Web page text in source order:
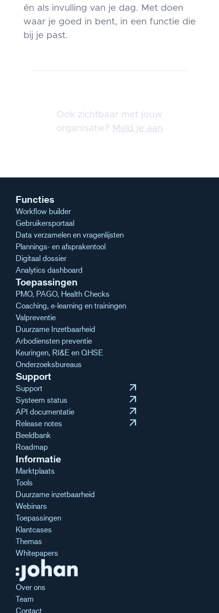
én als invulling van je dag. Met doen
waar je goed in bent, in een functie die
bij je past.
Berichten
Ook zichtbaar met jouw
organisatie? Meld je aan
Functies
Workflow builder
Gebruikersportaal
Data verzamelen en vragenlijsten
Plannings- en afsprakentool
Digitaal dossier
Analytics dashboard
Toepassingen
PMO, PAGO, Health Checks
Coaching, e-learning en trainingen
Valpreventie
Duurzame Inzetbaarheid
Arbodiensten preventie
Keuringen, RI&E en QHSE
Onderzoeksbureaus
Support
Support arrow_outward
Systeem status arrow_outward
API documentatie arrow_outward
Release notes arrow_outward
Beeldbank
Roadmap
Informatie
Marktplaats
Tools
Duurzame inzetbaarheid
Webinars
Toepassingen
Klantcases
Themas
Whitepapers
Over ons
Team
Contact